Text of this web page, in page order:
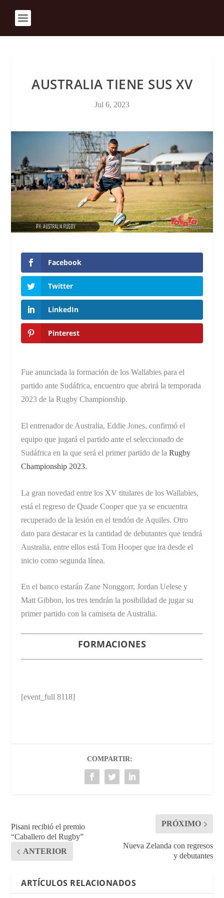
AUSTRALIA TIENE SUS XV
Jul 6, 2023
Facebook
Twitter
LinkedIn
Pinterest
Fue anunciada la formación de los Wallabies para el
partido ante Sudáfrica, encuentro que abrirá la temporada
2023 de la Rugby Championship.
El entrenador de Australia, Eddie Jones, confirmó el
equipo que jugará el partido ante el seleccionado de
Sudáfrica en la que será el primer partido de laRugby
Championship 2023.
La gran novedad entre los XV titulares de los Wallabies,
está el regreso de Quade Cooper que ya se encuentra
recuperado de la lesión en el tendón de Aquiles. Otro
dato para destacar es la cantidad de debutantes que tendrá
Australia, entre ellos está Tom Hooper que ira desde el
inicio como segunda línea.
En el banco estarán Zane Nonggorr, Jordan Uelese y
Matt Gibbon, los tres tendrán la posibilidad de jugar su
primer partido con la camiseta de Australia.
FORMACIONES
[event_full 8118]
COMPARTIR:
Pisani recibió el premio
“Caballero del Rugby”
ANTERIOR
PRÓXIMO
Nueva Zelanda con regresos
y debutantes
ARTÍCULOS RELACIONADOS